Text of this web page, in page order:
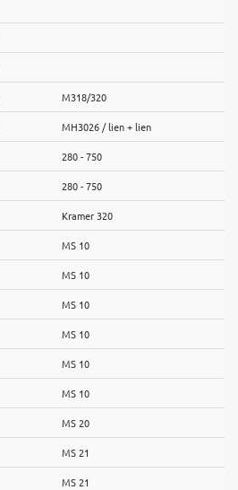
M318/320
MH3026 / lien + lien
280 - 750
280 - 750
Kramer 320
MS 10
MS 10
MS 10
MS 10
MS 10
MS 10
MS 20
MS 21
MS 21